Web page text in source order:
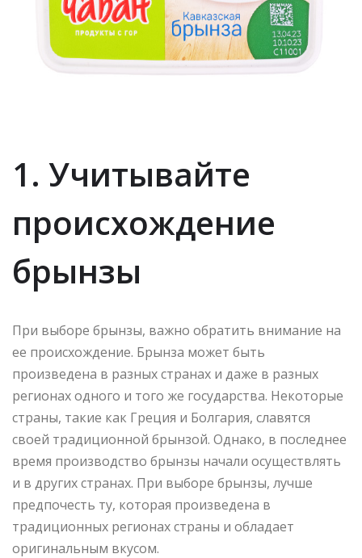
1. Учитывайте
происхождение
брынзы
При выборе брынзы, важно обратить внимание на
ее происхождение. Брынза может быть
произведена в разных странах и даже в разных
регионах одного и того же государства. Некоторые
страны, такие как Греция и Болгария, славятся
своей традиционной брынзой. Однако, в последнее
время производство брынзы начали осуществлять
и в других странах. При выборе брынзы, лучше
предпочесть ту, которая произведена в
традиционных регионах страны и обладает
оригинальным вкусом.